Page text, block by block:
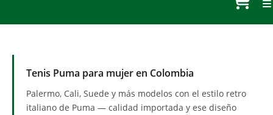
Tenis Puma para mujer en Colombia
Palermo, Cali, Suede y más modelos con el estilo retro
italiano de Puma — calidad importada y ese diseño